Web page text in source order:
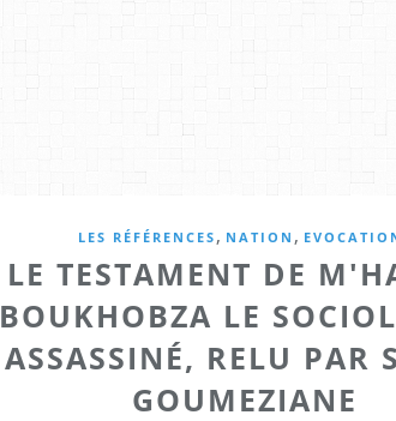
LES RÉFÉRENCES , NATION ,
LE TESTAMENT DE
BOUKHOBZA LE
ASSASSINÉ, RELU PAR
GOUMEZIANE